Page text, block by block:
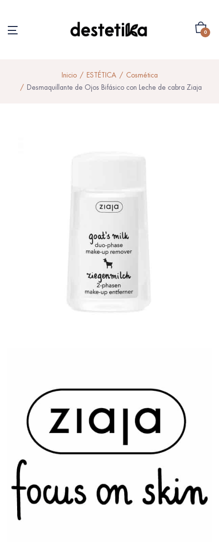
0
Inicio ESTÉTICA
Cosmética
Desmaquillante de Ojos Bifásico con Leche de cabra Ziaja